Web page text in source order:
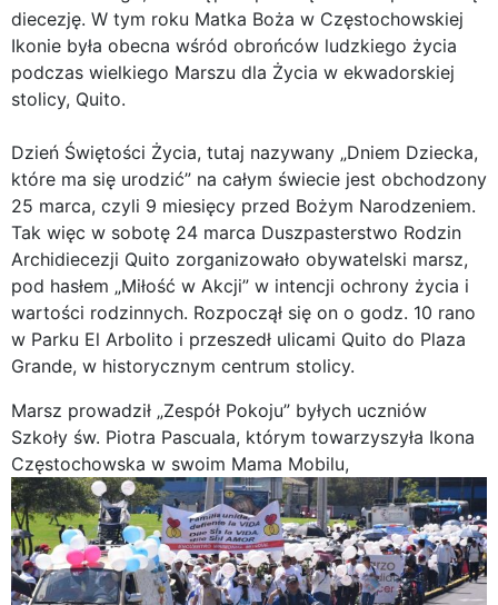
diecezję. W tym roku Matka Boża w Częstochowskiej
Ikonie była obecna wśród obrońców ludzkiego życia
podczas wielkiego Marszu dla Życia w ekwadorskiej
stolicy, Quito.
Dzień Świętości Życia, tutaj nazywany „Dniem Dziecka,
które ma się urodzić” na całym świecie jest obchodzony
25 marca, czyli 9 miesięcy przed Bożym Narodzeniem.
Tak więc w sobotę 24 marca Duszpasterstwo Rodzin
Archidiecezji Quito zorganizowało obywatelski marsz,
pod hasłem „Miłość w Akcji” w intencji ochrony życia i
wartości rodzinnych. Rozpoczął się on o godz. 10 rano
w Parku El Arbolito i przeszedł ulicami Quito do Plaza
Grande, w historycznym centrum stolicy.
Marsz prowadził „Zespół Pokoju” byłych uczniów
Szkoły św. Piotra Pascuala, którym towarzyszyła Ikona
Częstochowska w swoim Mama Mobilu,